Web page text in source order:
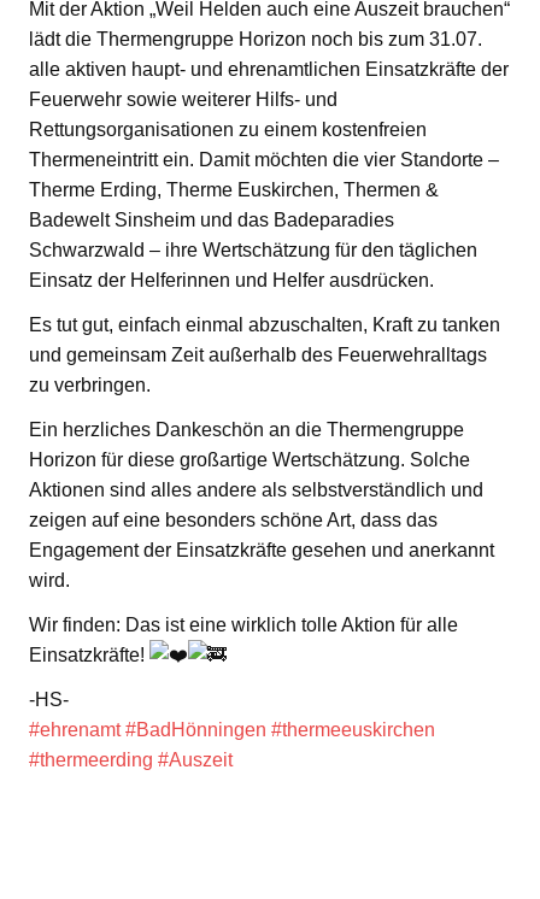
Mit der Aktion „Weil Helden auch eine Auszeit brauchen“
lädt die Thermengruppe Horizon noch bis zum 31.07.
alle aktiven haupt- und ehrenamtlichen Einsatzkräfte der
Feuerwehr sowie weiterer Hilfs- und
Rettungsorganisationen zu einem kostenfreien
Thermeneintritt ein. Damit möchten die vier Standorte –
Therme Erding, Therme Euskirchen, Thermen &
Badewelt Sinsheim und das Badeparadies
Schwarzwald – ihre Wertschätzung für den täglichen
Einsatz der Helferinnen und Helfer ausdrücken.
Es tut gut, einfach einmal abzuschalten, Kraft zu tanken
und gemeinsam Zeit außerhalb des Feuerwehralltags
zu verbringen.
Ein herzliches Dankeschön an die Thermengruppe
Horizon für diese großartige Wertschätzung. Solche
Aktionen sind alles andere als selbstverständlich und
zeigen auf eine besonders schöne Art, dass das
Engagement der Einsatzkräfte gesehen und anerkannt
wird.
Wir finden: Das ist eine wirklich tolle Aktion für alle
Einsatzkräfte!
-HS-
#ehrenamt #BadHönningen #thermeeuskirchen
#thermeerding #Auszeit